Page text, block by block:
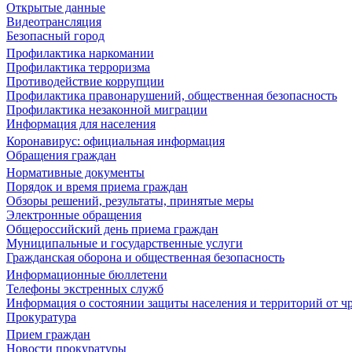
Открытые данные
Видеотрансляция
Безопасный город
Профилактика наркомании
Профилактика терроризма
Противодействие коррупции
Профилактика правонарушений, общественная безопасность
Профилактика незаконной миграции
Информация для населения
Коронавирус: официальная информация
Обращения граждан
Нормативные документы
Порядок и время приема граждан
Обзоры решений, результаты, принятые меры
Электронные обращения
Общероссийский день приема граждан
Муниципальные и государственные услуги
Гражданская оборона и общественная безопасность
Информационные бюллетени
Телефоны экстренных служб
Информация о состоянии защиты населения и территорий от
Прокуратура
Прием граждан
Новости прокуратуры